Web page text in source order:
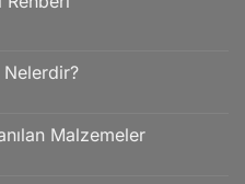
Nelerdir?
Malzemeler